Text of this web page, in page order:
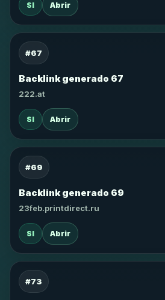
SI Abrir
#67
Backlink generado 67
222.at
SI Abrir
#69
Backlink generado 69
23feb.printdirect.ru
SI Abrir
#73